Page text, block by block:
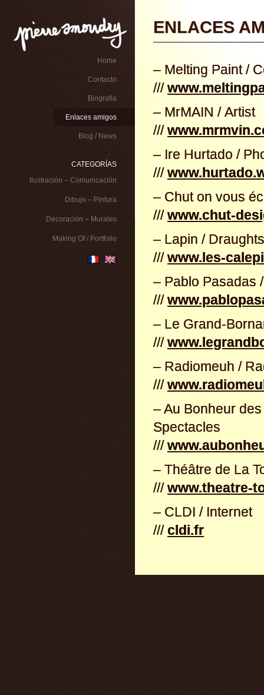
Home
Contacto
Biografía
Enlaces amigos
Blog / News
CATEGORÍAS
Ilustración – Comunicación
Dibujo – Pintura
Decoración – Murales
Making Of / Portfolio
ENLACES
– Melting Paint /
///
– MrMAIN / Artist
///
– Ire Hurtado /
///
– Chut on vous
///www.chut-
– Lapin /
///www.les-
– Pablo Pasadas
///
– Le Grand-
///
– Radiomeuh /
///
– Au Bonheur
Spectacles
///
– Théâtre de La
///www.theatre-
– CLDI / Internet
///cldi.fr